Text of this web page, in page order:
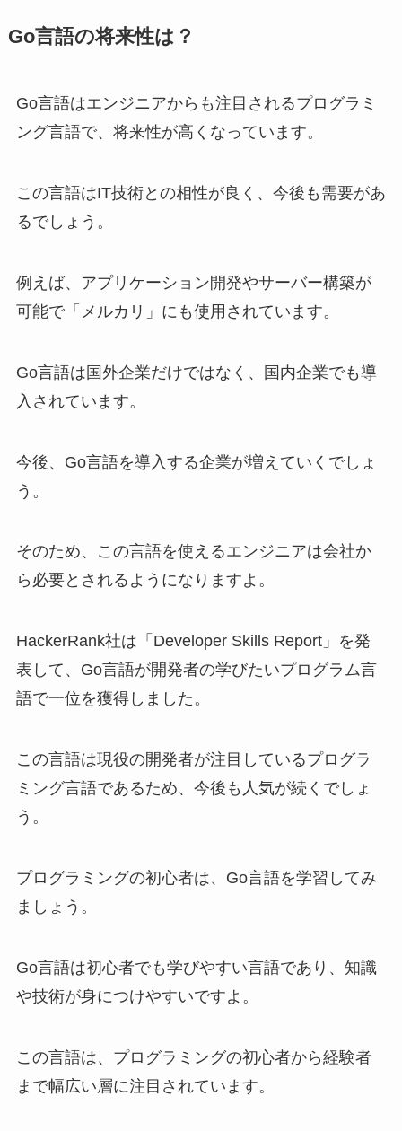
Go言語の将来性は？
Go言語はエンジニアからも注目されるプログラミ
ング言語で、将来性が高くなっています。
この言語はIT技術との相性が良く、今後も需要があ
るでしょう。
例えば、アプリケーション開発やサーバー構築が
可能で「メルカリ」にも使用されています。
Go言語は国外企業だけではなく、国内企業でも導
入されています。
今後、Go言語を導入する企業が増えていくでしょ
う。
そのため、この言語を使えるエンジニアは会社か
ら必要とされるようになりますよ。
HackerRank社は「Developer Skills Report」を発
表して、Go言語が開発者の学びたいプログラム言
語で一位を獲得しました。
この言語は現役の開発者が注目しているプログラ
ミング言語であるため、今後も人気が続くでしょ
う。
プログラミングの初心者は、Go言語を学習してみ
ましょう。
Go言語は初心者でも学びやすい言語であり、知識
や技術が身につけやすいですよ。
この言語は、プログラミングの初心者から経験者
まで幅広い層に注目されています。